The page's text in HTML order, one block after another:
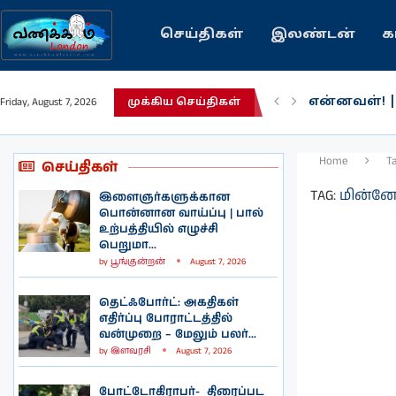
செய்திகள் இலண்டன்
Friday, August 7, 2026 முக்கிய செய்திகள்
என்னவள்! |
செய்திகள்
இளைஞர்களுக்கான
பொன்னான வாய்ப்பு | பால்
உற்பத்தியில் எழுச்சி
பெறுமா...
by பூங்குன்றன் August 7, 2026
தெட்ஃபோர்ட்: அகதிகள்
எதிர்ப்பு போராட்டத்தில்
வன்முறை – மேலும் பலர்...
by இளவரசி August 7, 2026
போட்டோகிராபர்- ‌ திரைப்பட
Home
TAG: